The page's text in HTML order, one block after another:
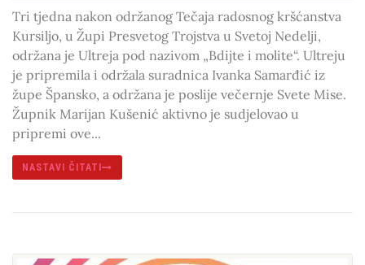
Tri tjedna nakon održanog Tečaja radosnog kršćanstva
Kursiljo, u Župi Presvetog Trojstva u Svetoj Nedelji,
održana je Ultreja pod nazivom „Bdijte i molite“. Ultreju
je pripremila i održala suradnica Ivanka Samarđić iz
župe Špansko, a održana je poslije večernje Svete Mise.
Župnik Marijan Kušenić aktivno je sudjelovao u
pripremi ove...
NASTAVI ČITATI